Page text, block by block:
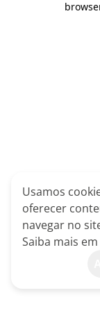
Usamos
oferecer
navegar no
Saiba mais